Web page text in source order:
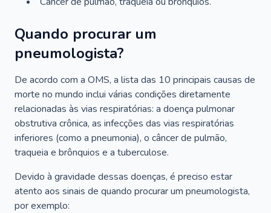
Quando procurar um
pneumologista?
De acordo com a OMS, a lista das 10 principais causas de
morte no mundo inclui várias condições diretamente
relacionadas às vias respiratórias: a doença pulmonar
obstrutiva crônica, as infecções das vias respiratórias
inferiores (como a pneumonia), o câncer de pulmão,
traqueia e brônquios e a tuberculose.
Devido à gravidade dessas doenças, é preciso estar
atento aos sinais de quando procurar um pneumologista,
por exemplo: